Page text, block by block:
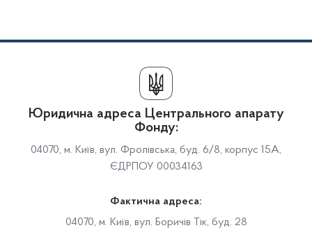
Юридична адреса Центрального апарату
Фонду:
04070, м. Київ, вул. Фролівська, буд. 6/8, корпус 15А,
ЄДРПОУ 00034163
Фактична адреса:
04070, м. Київ, вул. Боричів Тік, буд. 28